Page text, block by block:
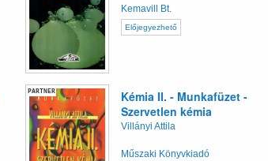
Kemavill Bt.
Előjegyezhető
PARTNER
Kémia II. - Munkafüzet -
Szervetlen kémia
Villányi Attila
Műszaki Könyvkiadó